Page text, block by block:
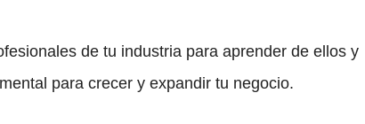
de tu industria para aprender de ellos y
para crecer y expandir tu negocio.